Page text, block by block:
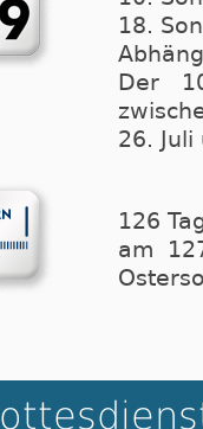
18.
Der
26.
126
am